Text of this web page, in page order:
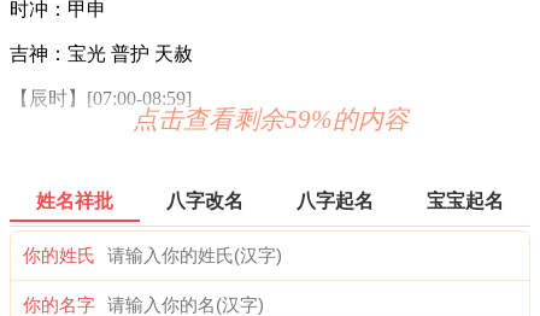
时冲：甲申
吉神：宝光 普护 天赦
【辰时】[07:00-08:59]
时辰忌：开工 结婚 开渠 鼓铸 针刺 合帐 求子 祭祖 解除 鼓铸
破屋坏垣 动土
冲煞：冲狗煞南
时冲：丙戌
点击查看剩余59%的内容
姓名祥批 八字改名 八字起名 宝宝起名
你的姓氏
你的名字